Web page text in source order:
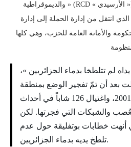
والديموقراطية » (RCD « الأرسيدي ») اللذان شاركا في أول حكومة
انتقل من إدارة الحملة إلى إدارة
والأمانة العامة للحزب، وهي كلها
لم تتلطخا بدماء الجزائريين »،
بعد أن تمّ تفجير الوضع بمنطقة
القبائل في نيسان/ إبريل 2001، واغتيال 126 شاباً في أحداث
والشبكات التي فجرتها. لكن
أنهت خطابات بوتفليقة حول عدم
تلطخ يديه بدماء الجزائريين.